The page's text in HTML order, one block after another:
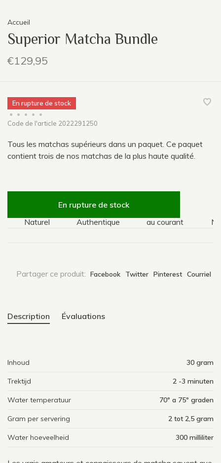
Accueil
Superior Matcha Bundle
€129,95
En rupture de stock
•
• • •
•
Code de l'article 2022291250
Tous les matchas supérieurs dans un paquet. Ce paquet
contient trois de nos matchas de la plus haute qualité.
En rupture de stock
Naturel
Authentique au courant
Partager ce produit: Facebook Twitter Pinterest Courriel
Description Évaluations
Inhoud 30 gram
Trektijd 2 -3 minuten
Water temperatuur 70º a 75º graden
Gram per servering 2 tot 2,5 gram
Water hoeveelheid 300 milliliter